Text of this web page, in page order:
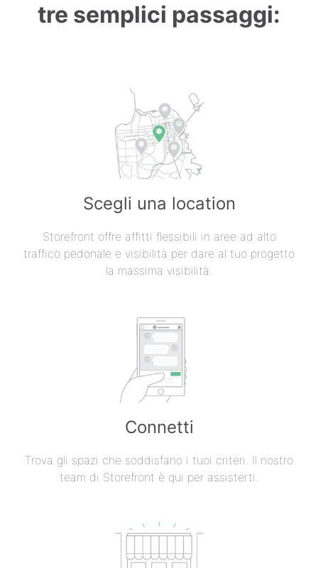
tre semplici passaggi:
Scegli una location
Storefront offre affitti flessibili in aree ad alto
traffico pedonale e visibilità per dare al tuo progetto
la massima visibilità.
Connetti
Trova gli spazi che soddisfano i tuoi criteri. Il nostro
team di Storefront è qui per assisterti.